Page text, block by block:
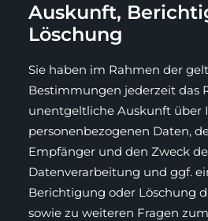
Auskunft,
Löschung
Sie haben im Rahmen der
Bestimmungen jederzeit das
unentgeltliche Auskunft über
personenbezogenen Daten,
Empfänger und den Zweck
Datenverarbeitung und ggf.
Berichtigung oder Löschung
sowie zu weiteren Fragen